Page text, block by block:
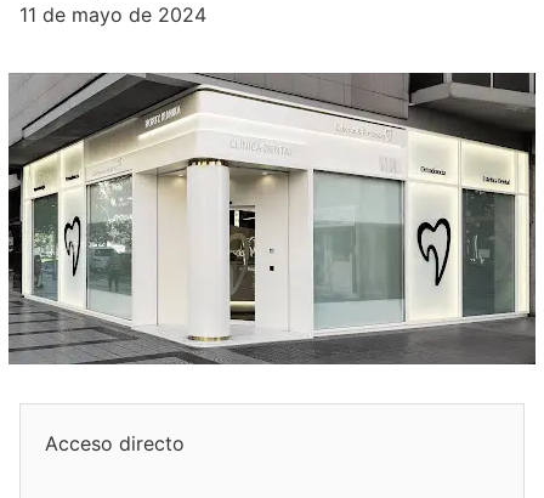
11 de mayo de 2024
Acceso directo